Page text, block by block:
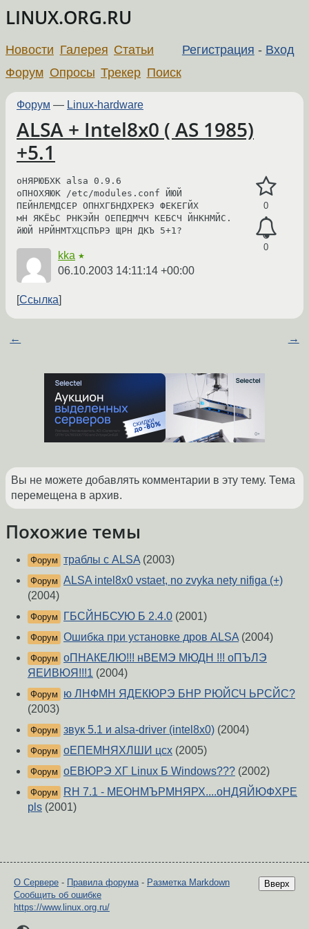
LINUX.ORG.RU
Регистрация - Вход
Новости Галерея Статьи
Форум Опросы Трекер Поиск
Форум — Linux-hardware
ALSA + Intel8x0 ( AS 1985)
+5.1
0
0
оНЯРЮБХК alsa 0.9.6
оПНОХЯЮК /etc/modules.conf ЙЮЙ
ПЕЙНЛЕМДСЕР ОПНХГБНДХРЕКЭ ФЕКЕГЙХ
мН ЯКЁЬС РНКЭЙН ОЕПЕДМЧЧ КЕБСЧ ЙНКНМЙС.
йЮЙ НРЙНМТХЦСПЪРЭ ЩРН ДКЪ 5+1?
kka ★
06.10.2003 14:11:14 +00:00
Ссылка
← →
Вы не можете добавлять комментарии в эту тему. Тема
перемещена в архив.
Похожие темы
Форум траблы с ALSA (2003)
Форум ALSA intel8x0 vstaet, no zvyka nety nifiga (+)
(2004)
Форум ГБСЙНБСУЮ Б 2.4.0 (2001)
Форум Ошибка при установке дров ALSA (2004)
Форум оПНАКЕЛЮ!!! нВЕМЭ МЮДН !!! оПЪЛЭ
ЯЕИВЮЯ!!!1 (2004)
Форум
ю ЛНФМН ЯДЕКЮРЭ БНР РЮЙСЧ ЬРСЙС?
(2003)
Форум звук 5.1 и alsa-driver (intel8x0) (2004)
Форум оЕПЕМНЯХЛШИ цсх (2005)
Форум оЕВЮРЭ ХГ Linux Б Windows??? (2002)
Форум
RH 7.1 - МЕОНМЪРМНЯРХ....оНДЯЙЮФХРЕ
pls (2001)
Вверх
О Сервере - Правила форума- Разметка Markdown
Сообщить об ошибке
https://www.linux.org.ru/